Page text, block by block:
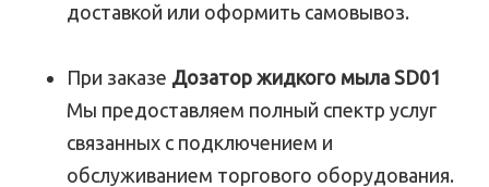
доставкой или оформить самовывоз.
При заказе Дозатор жидкого мыла SD01
Мы предоставляем полный спектр услуг
связанных с подключением и
обслуживанием торгового оборудования.